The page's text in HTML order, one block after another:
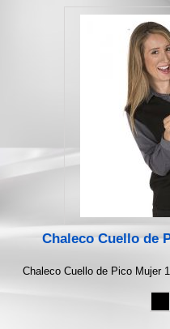
Chaleco Cuello de
Chaleco Cuello de Pico Mujer